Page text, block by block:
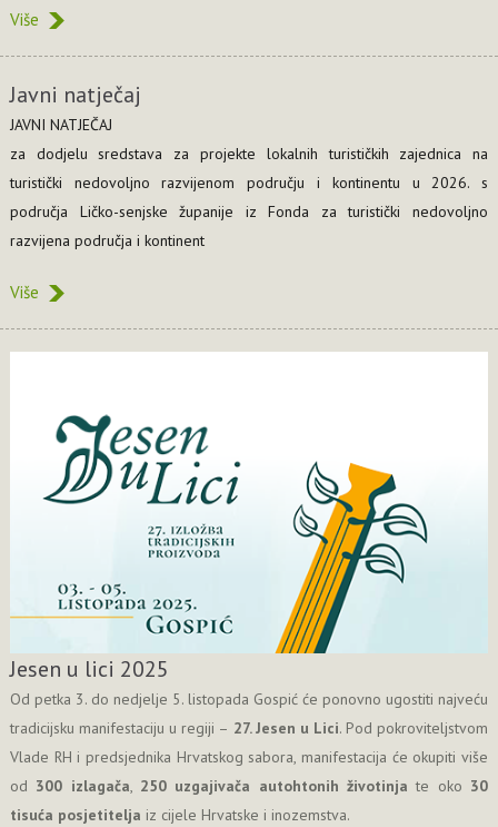
Više
Javni natječaj
JAVNI NATJEČAJ
za dodjelu sredstava za projekte lokalnih turističkih zajednica na
turistički nedovoljno razvijenom području i kontinentu u 2026. s
područja Ličko-senjske županije iz Fonda za turistički nedovoljno
razvijena područja i kontinent
Više
Jesen u lici 2025
Od petka 3. do nedjelje 5. listopada Gospić će ponovno ugostiti najveću
tradicijsku manifestaciju u regiji – 27. Jesen u Lici. Pod pokroviteljstvom
Vlade RH i predsjednika Hrvatskog sabora, manifestacija će okupiti više
od 300 izlagača, 250 uzgajivača autohtonih životinja te oko 30
tisuća posjetitelja iz cijele Hrvatske i inozemstva.